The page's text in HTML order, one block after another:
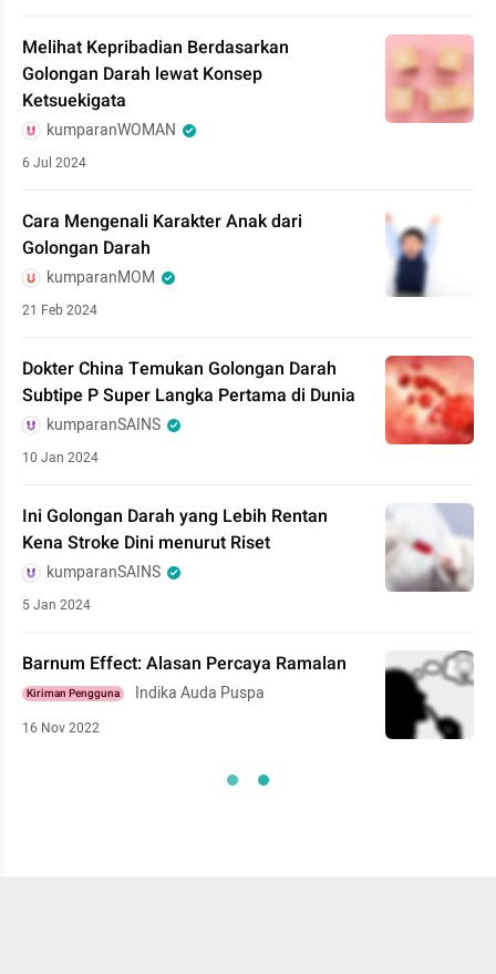
Melihat Kepribadian Berdasarkan
Golongan Darah lewat Konsep
Ketsuekigata
kumparanWOMAN
6 Jul 2024
Cara Mengenali Karakter Anak dari
Golongan Darah
kumparanMOM
21 Feb 2024
Dokter China Temukan Golongan Darah
Subtipe P Super Langka Pertama di Dunia
kumparanSAINS
10 Jan 2024
Ini Golongan Darah yang Lebih Rentan
Kena Stroke Dini menurut Riset
kumparanSAINS
5 Jan 2024
Barnum Effect: Alasan Percaya Ramalan
Kiriman Pengguna Indika Auda Puspa
16 Nov 2022